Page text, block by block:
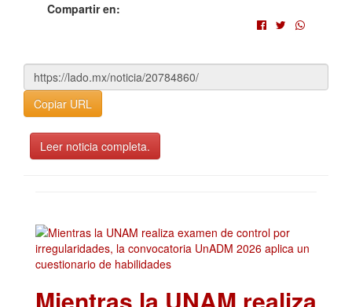
Compartir en:
Copiar URL
Leer noticia completa.
Mientras la UNAM realiza